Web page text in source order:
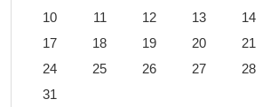
10
11 12 13 14
17
18 19 20 21
24
25 26 27 28
31